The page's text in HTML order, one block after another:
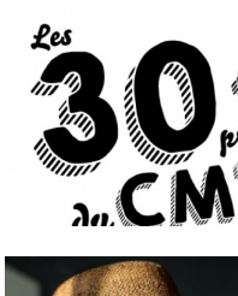
Les 6, 13, 20 et 27 juillet 2023
LES 30+1 PRINTEMPS DU CMTRA